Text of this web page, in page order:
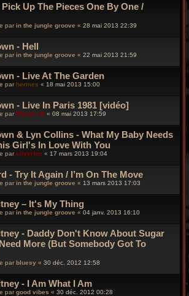
Up The Pieces One By One /
par in the jungle groove « 28 mai 2013 22:39
- Hell
par in the jungle groove « 22 mai 2013 21:59
- Live At The Garden
parhermes « 18 mai 2013 15:00
- Live In Paris 1981 [vidéo]
par Wonder B « 08 mai 2013 17:59
& Lyn Collins - What My Baby Needs
Girl's In Love With You
par silverfox « 17 mars 2013 19:04
- Try It Again / I’m On The Move
par in the jungle groove « 13 mars 2013 17:03
‎– It's My Thing
parin the jungle groove « 04 janv. 2013 16:10
- Daddy Don't Know About Sugar
More (But Somebody Got To
par bluesy « 30 déc. 2012 12:58
- I Am What I Am
pargood vibes « 30 déc. 2012 00:28